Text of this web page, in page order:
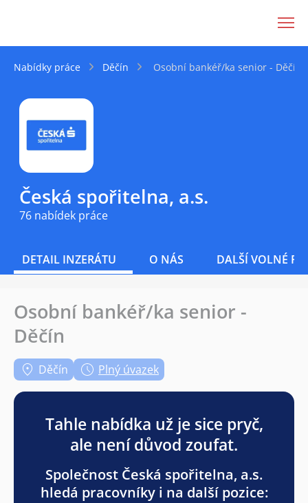
Nabídky práce Děčín Osobní bankéř/ka senior - Děčín
Česká spořitelna, a.s.
76 nabídek práce
DETAIL INZERÁTU O NÁS DALŠÍ VOLNÉ
Osobní bankéř/ka senior -
Děčín
Děčín Plný úvazek
Tahle nabídka už je sice pryč,
ale není důvod zoufat.
Společnost Česká spořitelna, a.s.
hledá pracovníky i na další pozice: